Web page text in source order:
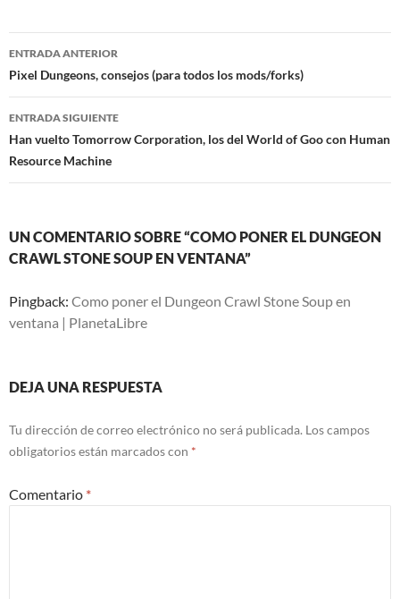
Navegación
de
entradas
ENTRADA ANTERIOR
Pixel Dungeons, consejos (para todos los mods/forks)
ENTRADA SIGUIENTE
Han vuelto Tomorrow Corporation, los del World of Goo con Human
Resource Machine
UN COMENTARIO SOBRE “COMO PONER EL DUNGEON
CRAWL STONE SOUP EN VENTANA”
Pingback: Como poner el Dungeon Crawl Stone Soup en
ventana | PlanetaLibre
DEJA UNA RESPUESTA
Tu dirección de correo electrónico no será publicada. Los campos
obligatorios están marcados con *
Comentario *